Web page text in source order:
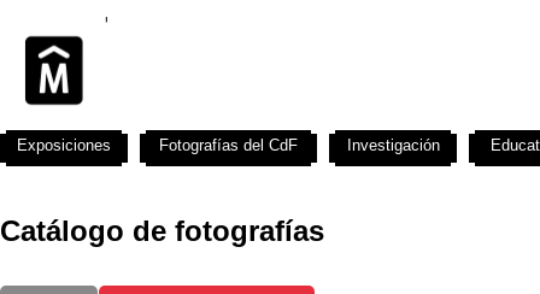
Catálogo de fotografías
Exposiciones Fotografías del CdF Investigación